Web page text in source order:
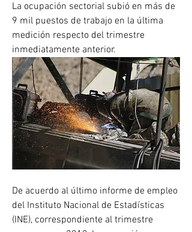
La ocupación sectorial subió en más de
9 mil puestos de trabajo en la última
medición respecto del trimestre
inmediatamente anterior.
De acuerdo al último informe de empleo
del Instituto Nacional de Estadísticas
(INE), correspondiente al trimestre